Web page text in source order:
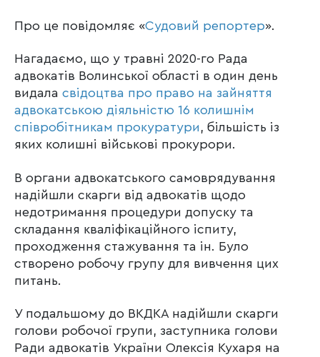
Про це повідомляє «Судовий репортер».
Нагадаємо, що у травні 2020-го Рада
адвокатів Волинської області в один день
видала свідоцтва про право на зайняття
адвокатською діяльністю 16 колишнім
співробітникам прокуратури, більшість із
яких колишні військові прокурори.
В органи адвокатського самоврядування
надійшли скарги від адвокатів щодо
недотримання процедури допуску та
складання кваліфікаційного іспиту,
проходження стажування та ін. Було
створено робочу групу для вивчення цих
питань.
У подальшому до ВКДКА надійшли скарги
голови робочої групи, заступника голови
Ради адвокатів України Олексія Кухаря на